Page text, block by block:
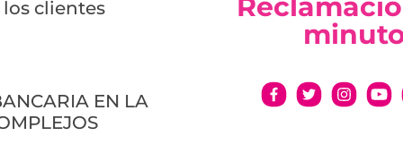
clientes
EN LA